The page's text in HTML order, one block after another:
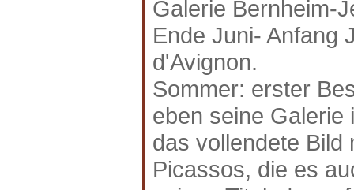
Galerie Bernheim-
Ende Juni- Anfang
d'Avignon.
Sommer: erster
eben seine Galerie
das vollendete Bild
Picassos, die es